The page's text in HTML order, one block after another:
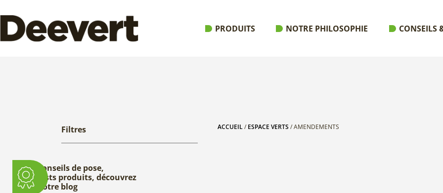
PRODUITS NOTRE PHILOSOPHIE CONSEILS
Filtres
Conseils de pose,
tests produits, découvrez
notre blog
ACCUEIL/ ESPACE VERTS / AMENDEMENTS